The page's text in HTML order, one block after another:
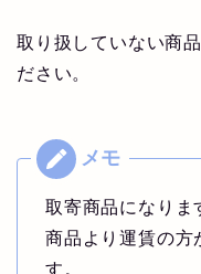
取り扱していない商
ださい。
取寄商品になりま
商品より運賃の方
す。